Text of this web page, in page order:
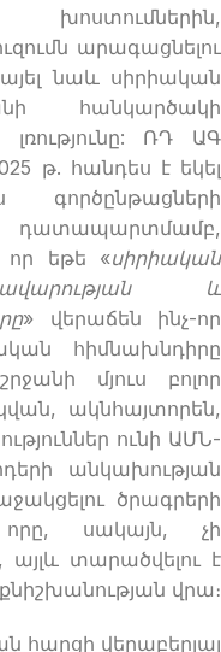
արագացնելու
նաև սիրիական
հանկարծակի
ՌԴ ԱԳ
թ. հանդես է եկել
գործընթացների
որ եթե «սիրիական
և
» վերաճեն ինչ-որ
հիմնախնդիրը
մյուս բոլոր
ակնհայտորեն,
ունի ԱՄՆ-
անկախության
ծրագրերի
սակայն, չի
տարածվելու է
վրա։
հարցի վերաբերյալ